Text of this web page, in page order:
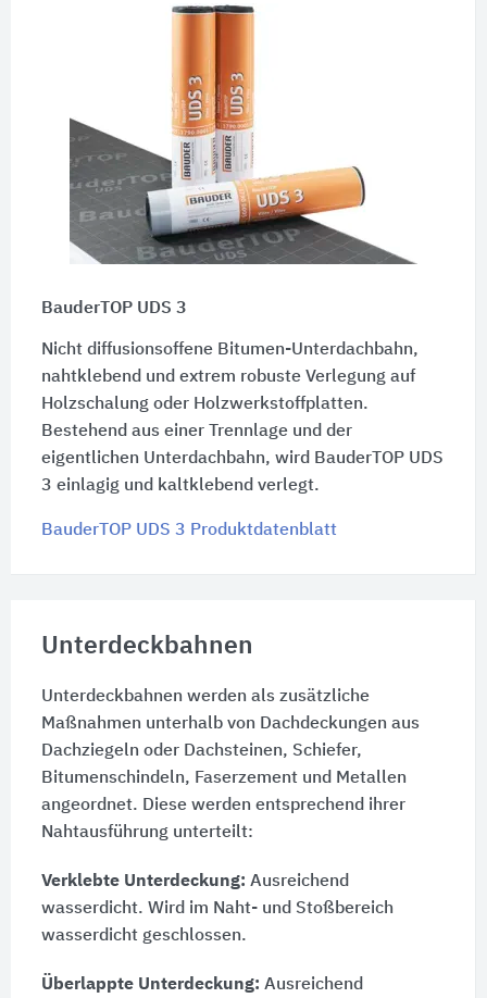
BauderTOP UDS 3
Nicht diffusionsoffene Bitumen-Unterdachbahn,
nahtklebend und extrem robuste Verlegung auf
Holzschalung oder Holzwerkstoffplatten.
Bestehend aus einer Trennlage und der
eigentlichen Unterdachbahn, wird BauderTOP UDS
3 einlagig und kaltklebend verlegt.
BauderTOP UDS 3 Produktdatenblatt
Unterdeckbahnen
Unterdeckbahnen werden als zusätzliche
Maßnahmen unterhalb von Dachdeckungen aus
Dachziegeln oder Dachsteinen, Schiefer,
Bitumenschindeln, Faserzement und Metallen
angeordnet. Diese werden entsprechend ihrer
Nahtausführung unterteilt:
Verklebte Unterdeckung: Ausreichend
wasserdicht. Wird im Naht- und Stoßbereich
wasserdicht geschlossen.
Überlappte Unterdeckung: Ausreichend